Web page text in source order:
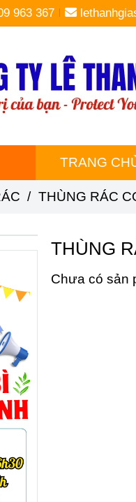
963 367
TRANG
/ THÙNG RÁC
THÙNG
Chưa có sản